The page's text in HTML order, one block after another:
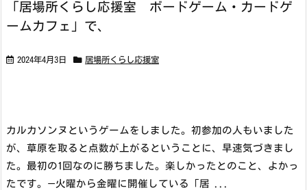
「居場所くらし応援室 ボードゲーム・カードゲ
ームカフェ」で、
2024年4月3日 居場所くらし応援室
カルカソンヌというゲームをしました。初参加の人もいました
が、草原を取ると点数が上がるということに、早速気づきまし
た。最初の1回なのに勝ちました。楽しかったとのこと、よかっ
たです。 —火曜から金曜に開催している「居 ...